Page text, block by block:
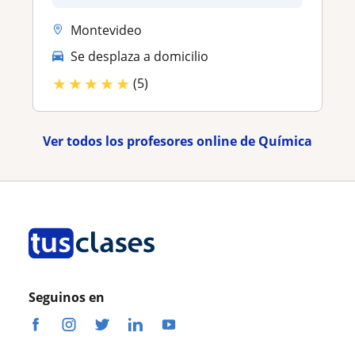
Montevideo
Se desplaza a domicilio
★★★★★ (5)
Ver todos los profesores online de Química
Seguinos en